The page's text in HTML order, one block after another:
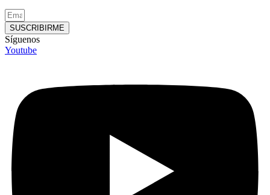
SUSCRIBIRME
Síguenos
Youtube